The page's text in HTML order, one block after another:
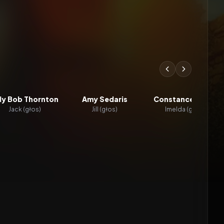
Bob Thornton
Jack (głos)
Amy Sedaris
Jill (głos)
Constance Marie
Imelda (głos)